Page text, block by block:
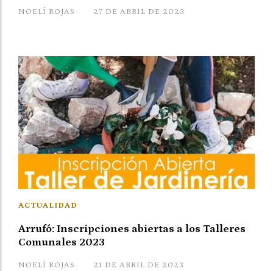
NOELÍ ROJAS 27 DE ABRIL DE 2023
Arrufó: Inscripciones abiertas a los Talleres
Comunales 2023
NOELÍ ROJAS
ACTUALIDAD
21 DE ABRIL DE 2023